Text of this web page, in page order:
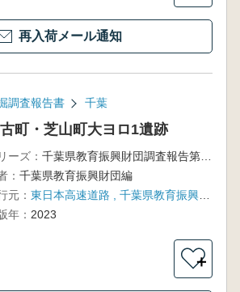
再入荷メール通知
調査報告書 千葉
町・芝山町大ヨロ1遺跡
ーズ：
千葉県教育振興財団調査報告第791集 首都圏中央連絡自動車道埋蔵文化財調査報告書41
： 千葉県教育振興財団編
元：
東日本高速道路 , 千葉県教育振興財団
年： 2023
＋